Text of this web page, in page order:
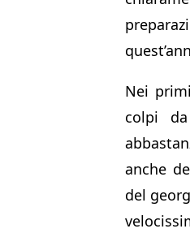
Nei
colpi
anche
del